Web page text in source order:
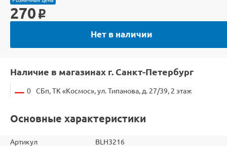
270 o
Нет в наличии
Наличие в магазинах г. Санкт-Петербург
0 СБп, ТК «Космос», ул. Типанова, д. 27/39, 2 этаж
Основные характеристики
Артикул
BLH3216